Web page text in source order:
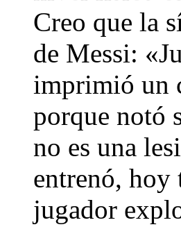
Creo que la
de Messi:
imprimió un
porque notó
no es una
entrenó,
jugador